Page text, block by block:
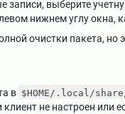
записи, выберите
нижнем углу окна,
очистки пакета, но
в $HOME/.local/
не настроен или